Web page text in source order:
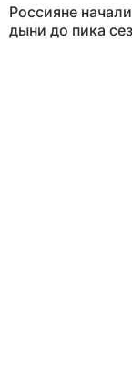
Россияне
дыни до пика